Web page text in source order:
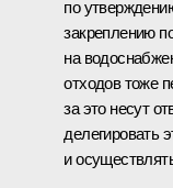
по
закреплению
на
отходов тоже
за это несут
делегировать
и